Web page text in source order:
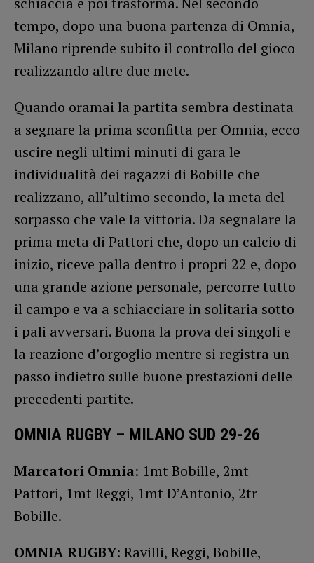
tempo, dopo una buona partenza di Omnia,
Milano riprende subito il controllo del gioco
realizzando altre due mete.
Quando oramai la partita sembra destinata
a segnare la prima sconfitta per Omnia, ecco
uscire negli ultimi minuti di gara le
individualità dei ragazzi di Bobille che
realizzano, all’ultimo secondo, la meta del
sorpasso che vale la vittoria. Da segnalare la
prima meta di Pattori che, dopo un calcio di
inizio, riceve palla dentro i propri 22 e, dopo
una grande azione personale, percorre tutto
il campo e va a schiacciare in solitaria sotto
i pali avversari. Buona la prova dei singoli e
la reazione d’orgoglio mentre si registra un
passo indietro sulle buone prestazioni delle
precedenti partite.
OMNIA RUGBY – MILANO SUD 29-26
Marcatori Omnia: 1mt Bobille, 2mt
Pattori, 1mt Reggi, 1mt D’Antonio, 2tr
Bobille.
OMNIA RUGBY: Ravilli, Reggi, Bobille,